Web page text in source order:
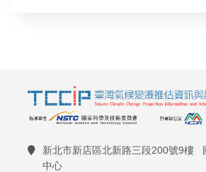
新北市新店區北新路三段200號9樓
中心